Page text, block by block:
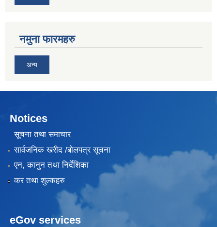
नमुना फारमहरु
अन्य
Notices
सूचना तथा समाचार
सार्वजनिक खरीद /बोलपत्र सूचना
एन, कानुन तथा निर्देशिका
कर तथा शुल्कहरु
eGov services